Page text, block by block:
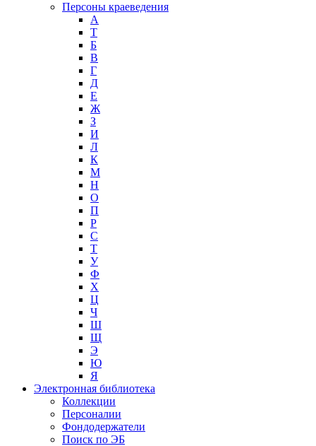
Персоны краеведения
А
T
Б
В
Г
Д
Е
Ж
З
И
Л
К
М
Н
О
П
Р
С
Т
У
Ф
Х
Ц
Ч
Ш
Щ
Э
Ю
Я
Электронная библиотека
Коллекции
Персоналии
Фондодержатели
Поиск по ЭБ